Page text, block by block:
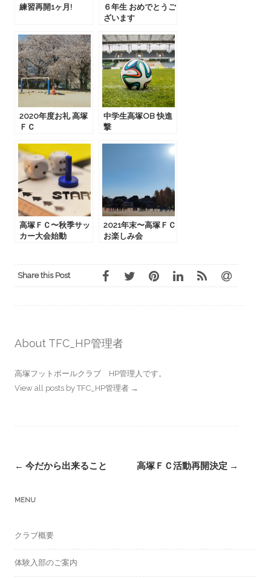
練習再開1ヶ月!
６年生 おめでとうご
ざいます
2020年度お礼 高塚
ＦＣ
中学生高塚OB 快進
撃
高塚ＦＣ〜秋季サッ
カー大会始動
2021年末〜高塚ＦＣ
お楽しみ会
Share this Post
About TFC_HP管理者
高塚フットボールクラブ HP管理人です。
View all posts by TFC_HP管理者 →
Post
← 今だから出来ること 高塚ＦＣ活動再開決定 →
MENU
クラブ概要
体験入部のご案内